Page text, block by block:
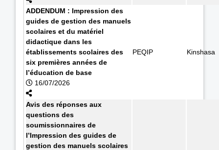
ADDENDUM : Impression des
guides de gestion des manuels
scolaires et du matériel
didactique dans les
établissements scolaires des
six premières années de
l’éducation de base
16/07/2026
PEQIP Kinshasa
Avis des réponses aux
questions des
soumissionnaires de
l’Impression des guides de
gestion des manuels scolaires